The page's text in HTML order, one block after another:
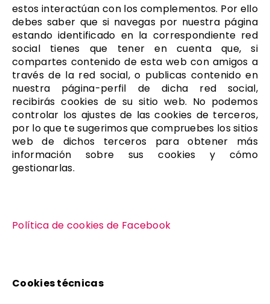
estos interactúan con los complementos. Por ello
debes saber que si navegas por nuestra página
estando identificado en la correspondiente red
social tienes que tener en cuenta que, si
compartes contenido de esta web con amigos a
través de la red social, o publicas contenido en
nuestra página-perfil de dicha red social,
recibirás cookies de su sitio web. No podemos
controlar los ajustes de las cookies de terceros,
por lo que te sugerimos que compruebes los sitios
web de dichos terceros para obtener más
información sobre sus cookies y cómo
gestionarlas.
Política de cookies de Facebook
Cookies técnicas